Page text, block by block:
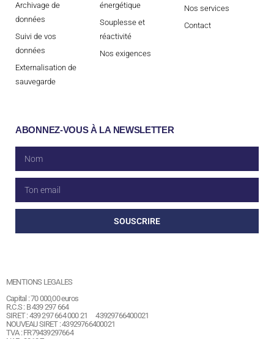
Archivage de
données
Suivi de vos
données
Externalisation de
sauvegarde
énergétique
Souplesse et
réactivité
Nos exigences
Nos services
Contact
ABONNEZ-VOUS À LA NEWSLETTER
SOUSCRIRE
MENTIONS LEGALES
Capital : 70 000,00 euros
R.C.S : B 439 297 664
SIRET : 439 297 664 000 21 43929766400021
NOUVEAU SIRET : 43929766400021
TVA : FR79439297664